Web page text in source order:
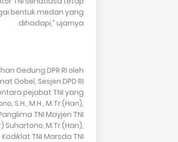
bentuk medan yang
dihadapi,” ujarnya.
Gedung DPR RI oleh
Gobel, Sesjen DPD RI
pejabat TNI yang
S.H., M.H., M.Tr.(Han),
TNI Mayjen TNI
Suhartono, M.Tr.(Han),
TNI Marsda TNI